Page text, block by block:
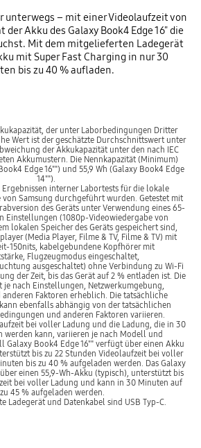
unterwegs – mit einer Videolaufzeit von
der Akku des Galaxy Book4 Edge 16" die
Mit dem mitgelieferten Ladegerät
mit Super Fast Charging in nur 30
bis zu 40 % aufladen.
der unter Laborbedingungen Dritter
Wert ist der geschätzte Durchschnittswert unter
der Akkukapazität unter den nach IEC
Akkumustern. Die Nennkapazität (Minimum)
Edge 16"") und 55,9 Wh (Galaxy Book4 Edge
14"").
interner Labortests für die lokale
von Samsung durchgeführt wurden. Getestet mit
des Geräts unter Verwendung eines 65-
Einstellungen (1080p-Videowiedergabe von
lokalen Speicher des Geräts gespeichert sind,
(Media Player, Filme & TV, Filme & TV) mit
150nits, kabelgebundene Kopfhörer mit
Flugzeugmodus eingeschaltet,
ausgeschaltet) ohne Verbindung zu Wi-Fi
der Zeit, bis das Gerät auf 2 % entladen ist. Die
nach Einstellungen, Netzwerkumgebung,
anderen Faktoren erheblich. Die tatsächliche
ebenfalls abhängig von der tatsächlichen
und anderen Faktoren variieren.
bei voller Ladung und die Ladung, die in 30
werden kann, variieren je nach Modell und
Galaxy Book4 Edge 16"" verfügt über einen Akku
bis zu 22 Stunden Videolaufzeit bei voller
bis zu 40 % aufgeladen werden. Das Galaxy
einen 55,9-Wh-Akku (typisch), unterstützt bis
bei voller Ladung und kann in 30 Minuten auf
45 % aufgeladen werden.
Ladegerät und Datenkabel sind USB Typ-C.